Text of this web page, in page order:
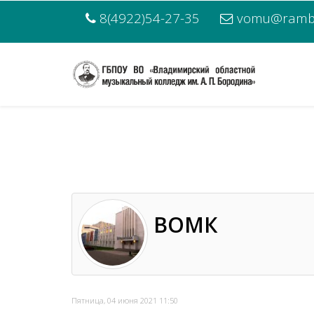
8(4922)54-27-35
ВОМК
Пятница, 04 июня 2021 11:50